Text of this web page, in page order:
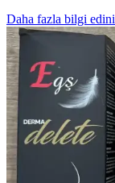
Daha fazla bilgi